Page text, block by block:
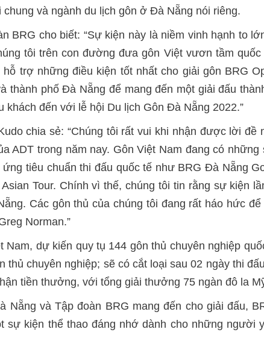
và ngành du lịch gôn ở Đà Nẵng nói riêng.
BRG cho biết: “Sự kiện này là niềm vinh hạnh to
tôi trên con đường đưa gôn Việt vươn tầm
trợ những điều kiện tốt nhất cho giải gôn BRG
thành phố Đà Nẵng để mang đến một giải đấu
đến với lễ hội Du lịch Gôn Đà Nẵng 2022.”
chia sẻ: “Chúng tôi rất vui khi nhận được lời
ADT trong năm nay. Gôn Việt Nam đang có
tiêu chuẩn thi đấu quốc tế như BRG Đà Nẵng
Tour. Chính vì thế, chúng tôi tin rằng sự kiện
Các gôn thủ của chúng tôi đang rất háo hức
Norman.”
dự kiến quy tụ 144 gôn thủ chuyên nghiệp
chuyên nghiệp; sẽ có cắt loại sau 02 ngày thi
tiền thưởng, với tổng giải thưởng 75 ngàn đô la
và Tập đoàn BRG mang đến cho giải đấu,
sự kiện thể thao đáng nhớ dành cho những người